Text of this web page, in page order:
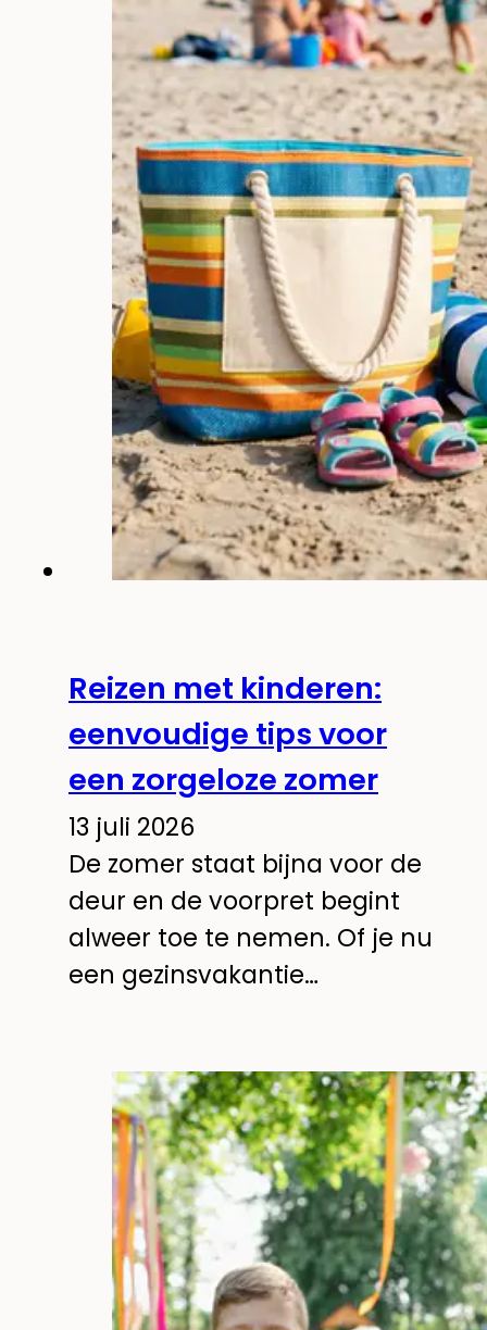
Reizen met kinderen:
eenvoudige tips voor
een zorgeloze zomer
13 juli 2026
De zomer staat bijna voor de
deur en de voorpret begint
alweer toe te nemen. Of je nu
een gezinsvakantie…